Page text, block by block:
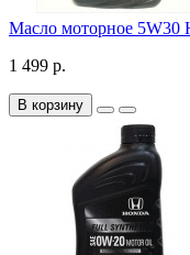
Масло моторное 5W30
1 499 р.
В корзину